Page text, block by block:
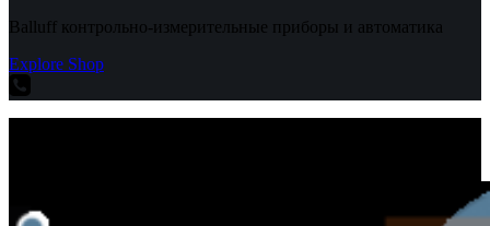
Balluff контрольно-измерительные приборы и автоматика
Explore Shop